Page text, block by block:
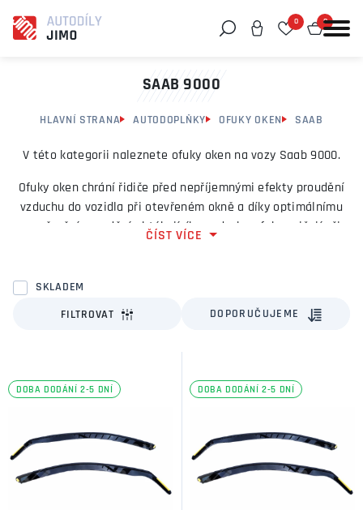
0 0
SAAB 9000
HLAVNÍ STRANA AUTODOPLŇKY OFUKY OKEN SAAB
V této kategorii naleznete ofuky oken na vozy Saab 9000.
Ofuky oken chrání řidiče před nepříjemnými efekty proudění
vzduchu do vozidla při otevřeném okně a díky optimálnímu
usměrnění proudění obtékajícího vzduchu ofuky snižují při
ČÍST VÍCE
SKLADEM
FILTROVAT DOPORUČUJEME
DOBA DODÁNÍ 2-5 DNÍ DOBA DODÁNÍ 2-5 DNÍ